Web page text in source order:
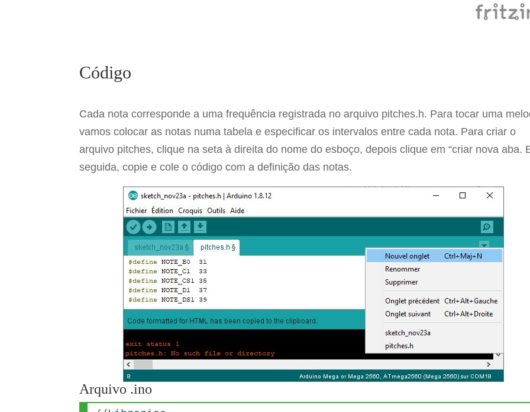
Código
Cada nota corresponde a uma frequência registrada no arquivo pitches.h. Para tocar uma
vamos colocar as notas numa tabela e especificar os intervalos entre cada nota. Para criar o
arquivo pitches, clique na seta à direita do nome do esboço, depois clique em “criar nova aba.
seguida, copie e cole o código com a definição das notas.
Arquivo .ino